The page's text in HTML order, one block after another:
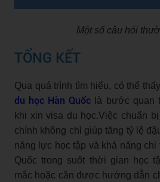
Một số câu hỏi
TỔNG KẾT
Qua quá trình tìm hiểu, có thể thấy
du học Hàn Quốc là bước quan
khi xin visa du học.Việc chuẩn
chính không chỉ giúp tăng tỷ lệ
năng lực học tập và khả năng chi
Quốc trong suốt thời gian học
mắc hoặc cần được hướng dẫn